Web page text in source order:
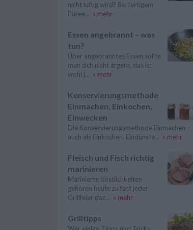
nicht luftig wird? Bei fertigem
Püree... » mehr
Essen angebrannt – was
tun?
Über angebranntes Essen sollte
man sich nicht ärgern, das ist
wohl j... » mehr
Konservierungsmethode
Einmachen, Einkochen,
Einwecken
Die Konservierungsmethode Einmachen –
auch als Einkochen, Eindünste... » mehr
Fleisch und Fisch richtig
marinieren
Marinierte Köstlichkeiten
gehören heute zu fast jeder
Grillfeier daz... » mehr
Grilltipps